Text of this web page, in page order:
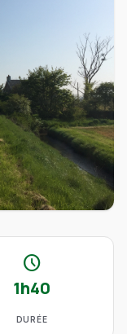
schedule
1h40
DURÉE